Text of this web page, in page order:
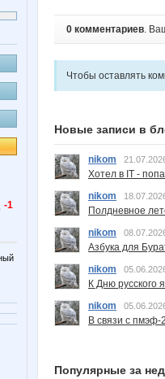
-1
0 комментариев.
Чтобы оставлять
Новые записи в
nikom
Хотел в IT -
nikom
Полдневное
nikom
Азбука для
nikom
К Дню русского
nikom
В связи с пмэф-
Популярные за